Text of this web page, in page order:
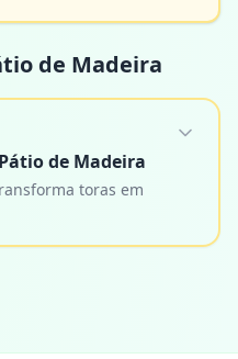
de Madeira
de Madeira
toras em